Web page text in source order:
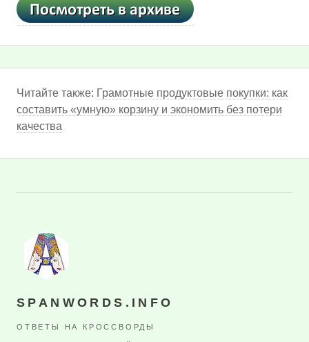
Читайте также: Грамотные продуктовые покупки: как
составить «умную» корзину и экономить без потери
качества
SPANWORDS.INFO
ОТВЕТЫ НА КРОССВОРДЫ